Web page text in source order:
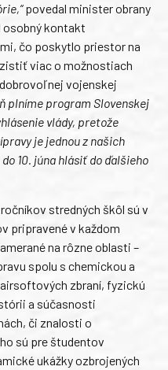
povedal minister obrany
osobný kontakt
čo poskytlo priestor na
viac o možnostiach
vojenskej
plníme program Slovenskej
vlády, pretože
je jednou z našich
10. júna hlásiť do ďalšieho
stredných škôl sú v
pripravené v každom
na rôzne oblasti –
spolu s chemickou a
zbraní, fyzickú
a súčasnosti
či znalosti o
sú pre študentov
ukážky ozbrojených